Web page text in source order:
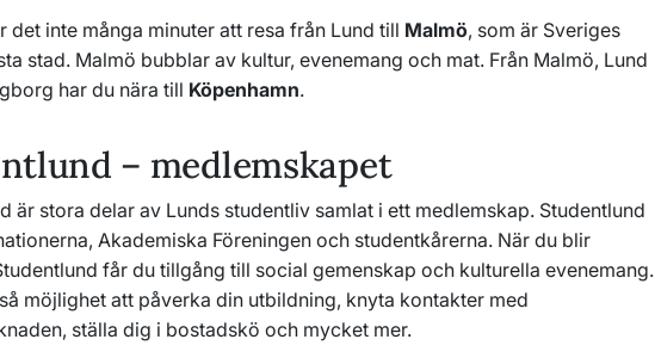
det inte många minuter att resa från Lund till Malmö, som är Sveriges
stad. Malmö bubblar av kultur, evenemang och mat. Från Malmö, Lund
har du nära till Köpenhamn.
– medlemskapet
är stora delar av Lunds studentliv samlat i ett medlemskap. Studentlund
Akademiska Föreningen och studentkårerna. När du blir
får du tillgång till social gemenskap och kulturella evenemang.
möjlighet att påverka din utbildning, knyta kontakter med
ställa dig i bostadskö och mycket mer.